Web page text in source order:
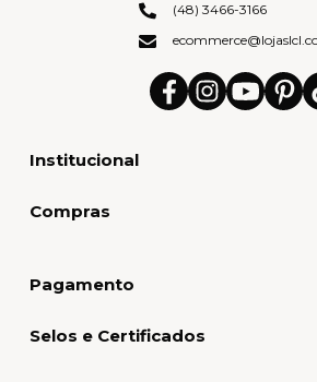
Institucional
Compras
(48) 3466-3166
Pagamento
Selos e Certificados